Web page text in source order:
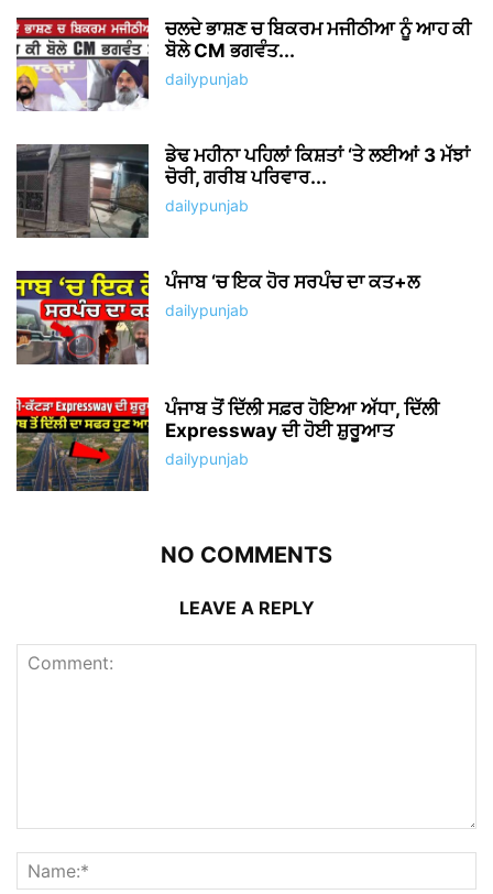
ਚਲਦੇ ਭਾਸ਼ਣ ਚ ਬਿਕਰਮ ਮਜੀਠੀਆ ਨੂੰ ਆਹ ਕੀ
ਬੋਲੇ CM ਭਗਵੰਤ...
dailypunjab
ਡੇਢ ਮਹੀਨਾ ਪਹਿਲਾਂ ਕਿਸ਼ਤਾਂ ‘ਤੇ ਲਈਆਂ 3 ਮੱਝਾਂ
ਚੋਰੀ, ਗਰੀਬ ਪਰਿਵਾਰ...
dailypunjab
ਪੰਜਾਬ ‘ਚ ਇਕ ਹੋਰ ਸਰਪੰਚ ਦਾ ਕਤ+ਲ
dailypunjab
ਪੰਜਾਬ ਤੋਂ ਦਿੱਲੀ ਸਫ਼ਰ ਹੋਇਆ ਅੱਧਾ, ਦਿੱਲੀ
Expressway ਦੀ ਹੋਈ ਸ਼ੁਰੂਆਤ
dailypunjab
NO COMMENTS
LEAVE A REPLY